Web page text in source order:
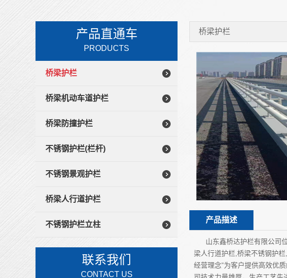
产品直通车
PRODUCTS
桥梁护栏
桥梁机动车道护栏
桥梁防撞护栏
不锈钢护栏(栏杆)
不锈钢景观护栏
桥梁人行道护栏
不锈钢护栏立柱
联系我们
CONTACT US
桥梁护栏
产品描述
山东鑫桥达护栏有限公司位
梁人行道护栏,桥梁不锈钢护
经营理念”为客户提供高效优